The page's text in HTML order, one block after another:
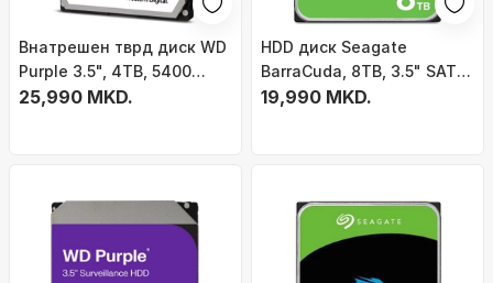
Внатрешен тврд диск WD
Purple 3.5", 4TB, 5400
RPM, SATA III
25,990 MKD.
HDD диск Seagate
BarraCuda, 8TB, 3.5" SATA
III
19,990 MKD.